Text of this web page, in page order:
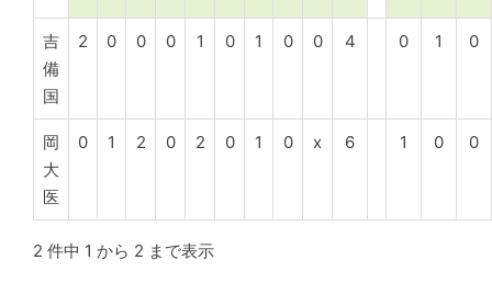
吉
備
国
2 0 0 0 1 0 1 0 0 4 0 1 0
岡
大
医
0 1 2 0 2 0 1 0 x 6 1 0 0
2 件中 1 から 2 まで表示